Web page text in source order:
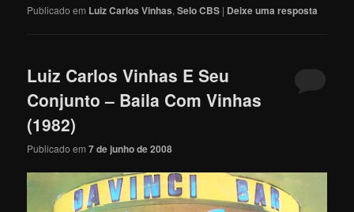
Publicado em Luiz Carlos Vinhas,Selo CBS | Deixe uma resposta
Luiz Carlos Vinhas E Seu
Conjunto – Baila Com Vinhas
(1982)
Publicado em7 de junho de 2008